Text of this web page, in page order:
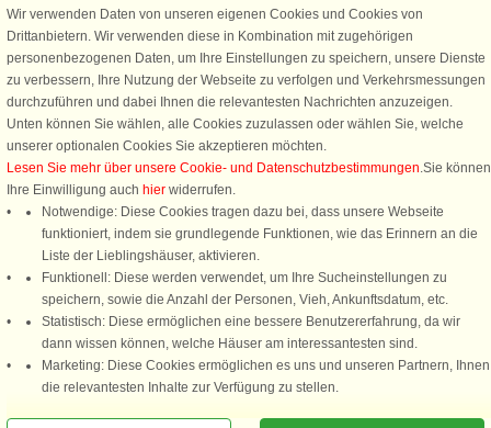
Rufen Sie an, um zu buchen
Schließen Sie sich 100.000 Ferienhaus-Fans an
Erhalten Sie einen Willkommensgutschein von 25 €für Ihren nächsten
Ferienhausurlaub - melden Sie sich einfach für den DanCenter Newsletter
an. Verpassen Sie nie wieder exklusive Angebote, Gewinnspiele und
Urlaubstipps!
Newsletter abonnieren
Folgen Sie uns:
DanCenter Kundenbewertung
Wir verwenden Daten von unseren eigenen Cookies und Cookies von
Drittanbietern. Wir verwenden diese in Kombination mit zugehörigen
personenbezogenen Daten, um Ihre Einstellungen zu speichern, unsere Dienste
zu verbessern, Ihre Nutzung der Webseite zu verfolgen und Verkehrsmessungen
durchzuführen und dabei Ihnen die relevantesten Nachrichten anzuzeigen.
Unten können Sie wählen, alle Cookies zuzulassen oder wählen Sie, welche
unserer optionalen Cookies Sie akzeptieren möchten.
Lesen Sie mehr über unsere Cookie- und Datenschutzbestimmungen.Sie können
Ihre Einwilligung auch hier widerrufen.
Notwendige: Diese Cookies tragen dazu bei, dass unsere Webseite
funktioniert, indem sie grundlegende Funktionen, wie das Erinnern an die
Liste der Lieblingshäuser, aktivieren.
Funktionell: Diese werden verwendet, um Ihre Sucheinstellungen zu
speichern, sowie die Anzahl der Personen, Vieh, Ankunftsdatum, etc.
Statistisch: Diese ermöglichen eine bessere Benutzererfahrung, da wir
dann wissen können, welche Häuser am interessantesten sind.
Marketing: Diese Cookies ermöglichen es uns und unseren Partnern, Ihnen
die relevantesten Inhalte zur Verfügung zu stellen.